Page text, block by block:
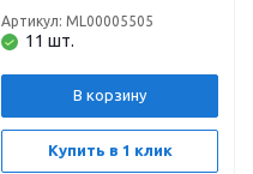
ZONT
11 шт.
Артикул: ML00005505
В корзину
Купить в 1 клик